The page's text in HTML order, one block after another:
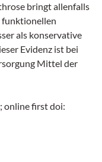
bringt allenfalls
funktionellen
als konservative
Evidenz ist bei
Mittel der
online first doi: